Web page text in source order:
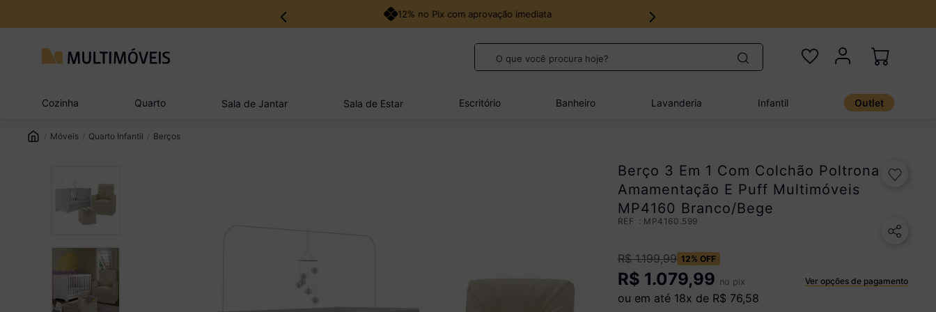
12% no Pix com aprovação imediata
O que você procura hoje?
Cozinha Quarto Sala de Jantar Sala de Estar Escritório Banheiro Lavanderia Infantil Outlet
Móveis Quarto Infantil Berços
Berço 3 Em 1 Com Colchão Poltrona
Amamentação E Puff Multimóveis
MP4160 Branco/Bege
: MP4160.599
R$ 1.199,99 12% OFF
R$ 1.079,99 no pix Ver opções de pagamento
ou em até 18x de R$ 76,58